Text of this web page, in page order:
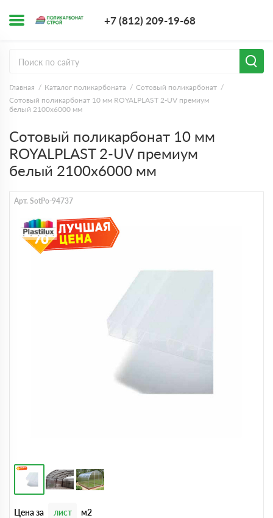
+7 (812) 209-19-68
Главная Каталог поликарбоната
Сотовый поликарбонат
Сотовый поликарбонат 10 мм ROYALPLAST 2-UV премиум
белый 2100х6000 мм
Сотовый поликарбонат 10 мм
ROYALPLAST 2-UV премиум
белый 2100х6000 мм
Арт. SotPo-94737
Цена за лист м2